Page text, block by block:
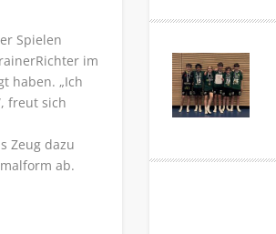
Spielen
im
haben. „Ich
freut sich
Zeug dazu
ab.